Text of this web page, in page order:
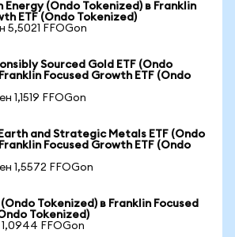
(Ondo Tokenized) в Franklin
ETF (Ondo Tokenized)
5,5021 FFOGon
Sourced Gold ETF (Ondo
Focused Growth ETF (Ondo
1,1519 FFOGon
and Strategic Metals ETF (Ondo
Focused Growth ETF (Ondo
1,5572 FFOGon
Tokenized) в Franklin Focused
Tokenized)
FFOGon